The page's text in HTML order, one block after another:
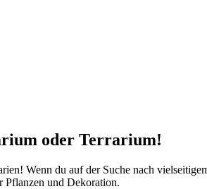
oder Terrarium!
Wenn du auf der Suche nach
Pflanzen und Dekoration.